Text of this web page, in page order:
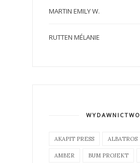
MARTIN EMILY W.
RUTTEN MÉLANIE
WYDAWNICTWO
AKAPIT PRESS ALBATROS
AMBER BUM PROJEKT